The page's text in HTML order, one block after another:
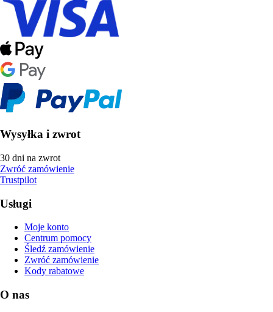
Wysyłka i zwrot
30 dni na zwrot
Zwróć zamówienie
Trustpilot
Usługi
Moje konto
Centrum pomocy
Śledź zamówienie
Zwróć zamówienie
Kody rabatowe
O nas